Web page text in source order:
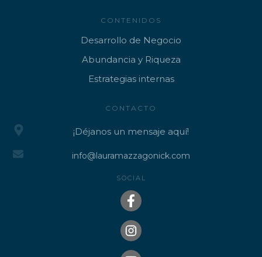
CONTENIDOS
Desarrollo de Negocio
Abundancia y Riqueza
Estrategias internas
CONTACTO
¡Déjanos un mensaje aquí!
info@lauramazzagonick.com
SOCIAL